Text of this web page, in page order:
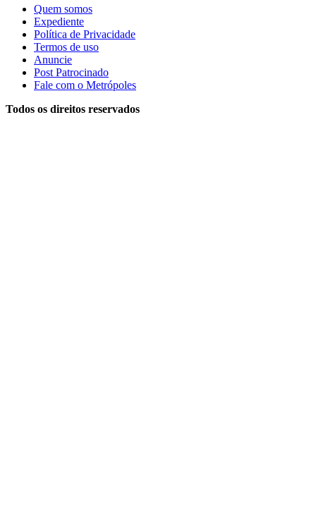
Quem somos
Expediente
Política de Privacidade
Termos de uso
Anuncie
Post Patrocinado
Fale com o Metrópoles
Todos os direitos reservados